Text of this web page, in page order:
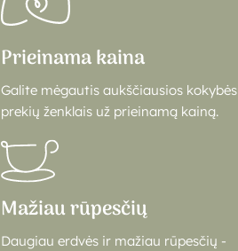
Prieinama kaina
Galite mėgautis aukščiausios kokybės
prekių ženklais už prieinamą kainą.
Mažiau rūpesčių
Daugiau erdvės ir mažiau rūpesčių -